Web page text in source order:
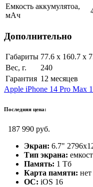
Емкость аккумулятоа,
мАч
Дополнительно
Габариты 77.6 x 160.7 x
Вес, г.
240
Гарантия 12 месяцев
Apple iPhone 14 Pro Max
Последняя цена:
187 990 руб.
Экран: 6.7"
Тип экрана:
Память: 1 Тб
Карта памяти: нет
ОС: iOS 16